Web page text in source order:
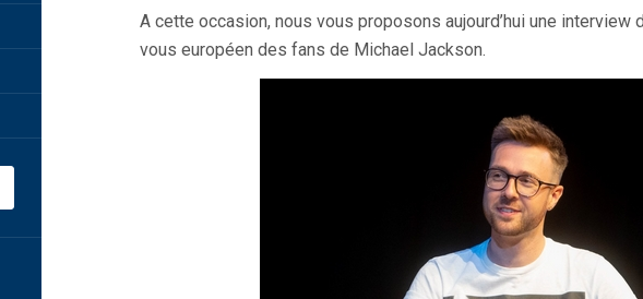
A cette occasion, nous vous proposons aujourd’hui une
vous européen des fans de Michael Jackson.